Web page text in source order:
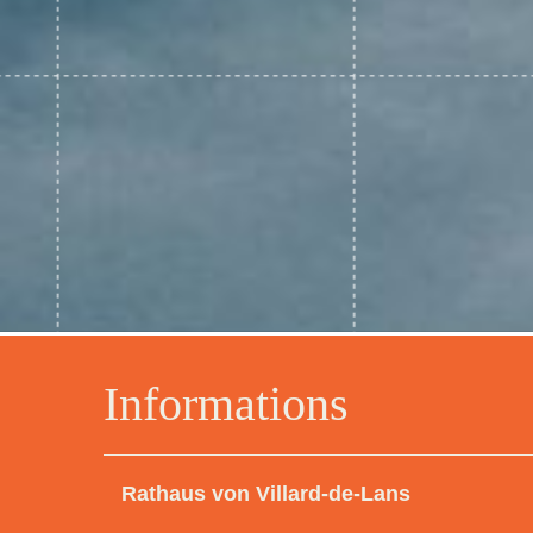
Informations
Rathaus von Villard-de-Lans